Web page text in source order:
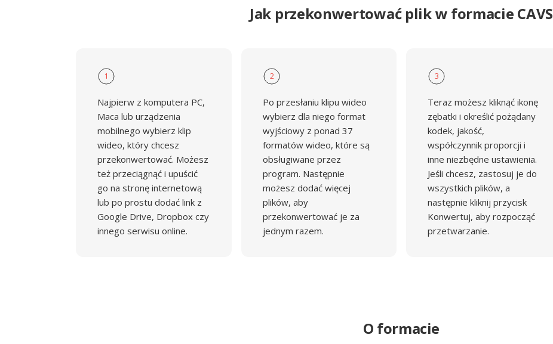
Jak przekonwertować plik w formacie CAVS
1
Najpierw z komputera PC,
Maca lub urządzenia
mobilnego wybierz klip
wideo, który chcesz
przekonwertować. Możesz
też przeciągnąć i upuścić
go na stronę internetową
lub po prostu dodać link z
Google Drive, Dropbox czy
innego serwisu online.
2
Po przesłaniu klipu wideo
wybierz dla niego format
wyjściowy z ponad 37
formatów wideo, które są
obsługiwane przez
program. Następnie
możesz dodać więcej
plików, aby
przekonwertować je za
jednym razem.
3
Teraz możesz kliknąć ikonę
zębatki i określić pożądany
kodek, jakość,
współczynnik proporcji i
inne niezbędne ustawienia.
Jeśli chcesz, zastosuj je do
wszystkich plików, a
następnie kliknij przycisk
Konwertuj, aby rozpocząć
przetwarzanie.
O formacie